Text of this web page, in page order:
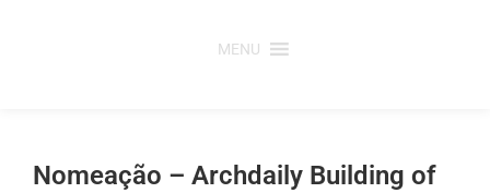
MENU
Nomeação – Archdaily Building of